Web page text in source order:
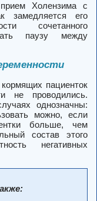
Холензима с
замедляется его
сочетанного
паузу между
пациенток
не проводились.
однозначны:
можно, если
больше, чем
состав этого
негативных